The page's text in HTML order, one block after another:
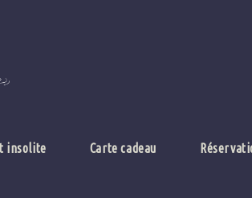
insolite Carte cadeau